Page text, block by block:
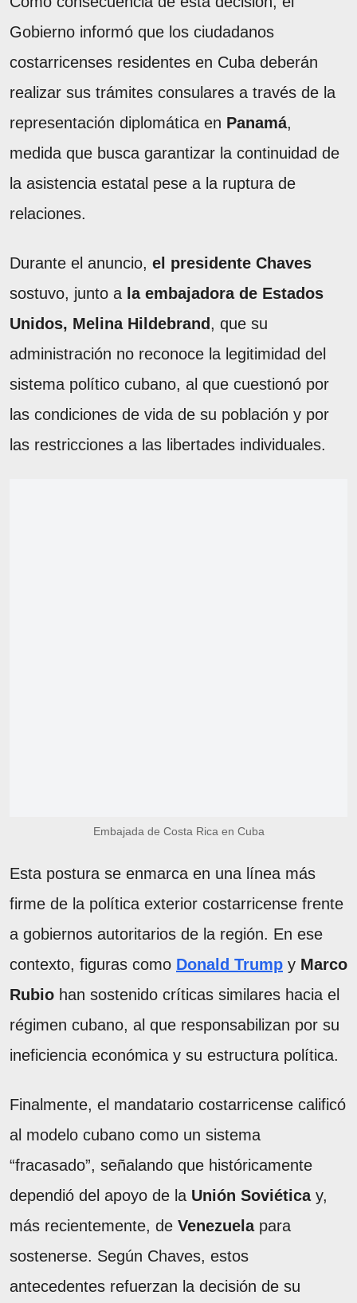
Gobierno informó que los ciudadanos
costarricenses residentes en Cuba deberán
realizar sus trámites consulares a través de la
representación diplomática en Panamá,
medida que busca garantizar la continuidad de
la asistencia estatal pese a la ruptura de
relaciones.
Durante el anuncio, el presidente Chaves
sostuvo, junto a la embajadora de Estados
Unidos, Melina Hildebrand, que su
administración no reconoce la legitimidad del
sistema político cubano, al que cuestionó por
las condiciones de vida de su población y por
las restricciones a las libertades individuales.
Embajada de Costa Rica en Cuba
Esta postura se enmarca en una línea más
firme de la política exterior costarricense frente
a gobiernos autoritarios de la región. En ese
contexto, figuras como Donald Trump y Marco
Rubio han sostenido críticas similares hacia el
régimen cubano, al que responsabilizan por su
ineficiencia económica y su estructura política.
Finalmente, el mandatario costarricense calificó
al modelo cubano como un sistema
“fracasado”, señalando que históricamente
dependió del apoyo de la Unión Soviéticay,
más recientemente, de Venezuelapara
sostenerse. Según Chaves, estos
antecedentes refuerzan la decisión de su